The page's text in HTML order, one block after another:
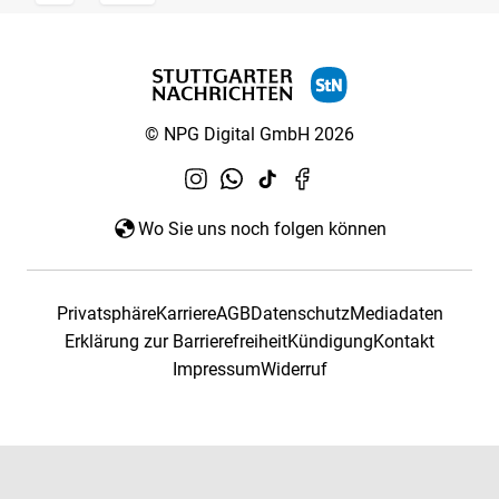
© NPG Digital GmbH 2026
Wo Sie uns noch folgen können
PrivatsphäreKarriereAGBDatenschutzMediadaten
Erklärung zur BarrierefreiheitKündigungKontakt
ImpressumWiderruf